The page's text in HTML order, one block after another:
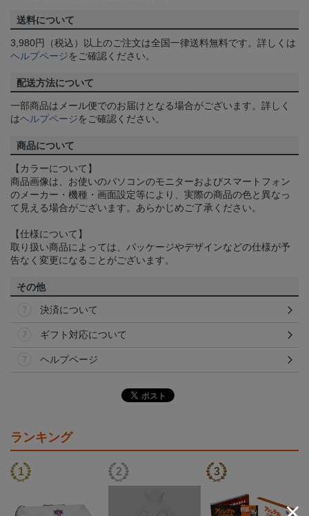
送料について
3,980円（税込）以上のご注文は全国一律送料無料です。詳しくは
ヘルプページをご確認ください。
配送方法について
一部商品はメール便でのお届けとなる場合がございます。詳しく
はヘルプページをご確認ください。
商品について
【カラーについて】
商品画像は、お使いのパソコンのモニターおよびスマートフォン
のメーカー・機種・画面設定等により、実際の商品の色と異なっ
て見える場合がございます。あらかじめご了承ください。
【仕様について】
取り扱い商品によっては、パッケージやデザインなどの仕様が予
告なく変更になることがございます。
その他
決済について
ギフト対応について
ヘルプページ
ランキング